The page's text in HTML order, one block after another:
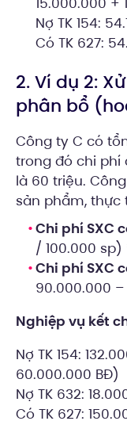
Nợ TK 154:
Có TK 627:
2. Ví dụ 2:
phân bổ
Công ty C có
trong đó chi phí
là 60 triệu.
sản phẩm, thực
Chi phí SXC
/ 100.000
Chi phí SXC
90.000.000
Nghiệp vụ kết
Nợ TK 154:
60.000.000 BĐ)
Nợ TK 632:
Có TK 627: